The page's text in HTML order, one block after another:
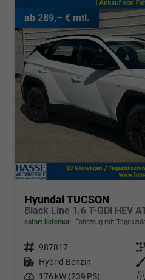
ab 289,– € mtl.
Hyundai TUCSON
sofort lieferbar Fahrzeug mit
Fahrzeugnr. 987817 Getriebe
Kraftstoff Hybrid Benzin Außenfarbe
Leistung 176 kW (239 PS) Kilometerstand